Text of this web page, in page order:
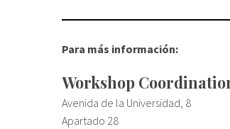
Para más información:
Workshop
Avenida de la Universidad, 8
Apartado 28